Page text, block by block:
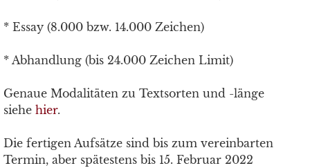
* Essay (8.000 bzw. 14.000 Zeichen)
* Abhandlung (bis 24.000 Zeichen Limit)
Genaue Modalitäten zu Textsorten und -länge
siehe hier.
Die fertigen Aufsätze sind bis zum vereinbarten
Termin, aber spätestens bis 15. Februar 2022